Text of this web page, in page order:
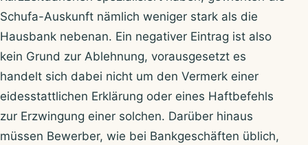
Schufa-Auskunft nämlich weniger stark als die
Hausbank nebenan. Ein negativer Eintrag ist also
kein Grund zur Ablehnung, vorausgesetzt es
handelt sich dabei nicht um den Vermerk einer
eidesstattlichen Erklärung oder eines Haftbefehls
zur Erzwingung einer solchen. Darüber hinaus
müssen Bewerber, wie bei Bankgeschäften üblich,